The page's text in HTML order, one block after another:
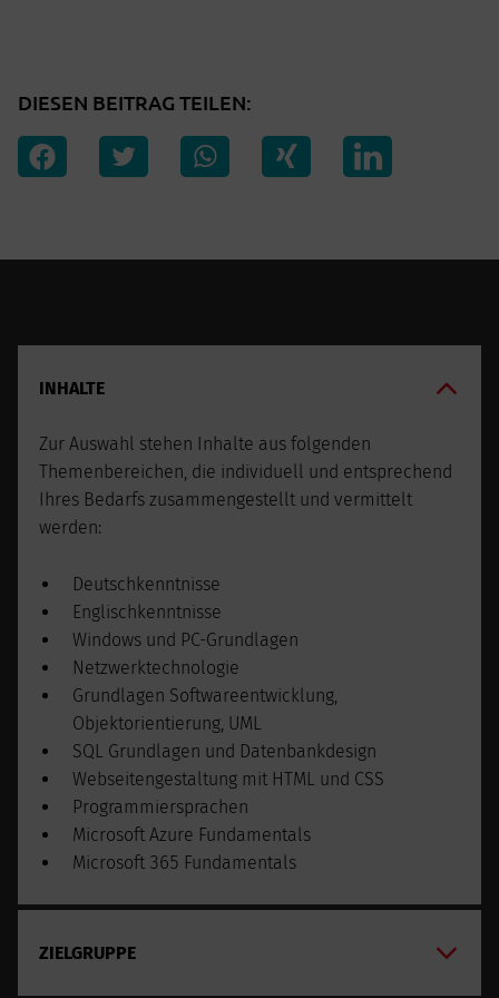
DIESEN BEITRAG TEILEN:
INHALTE
Zur Auswahl stehen Inhalte aus folgenden
Themenbereichen, die individuell und entsprechend
Ihres Bedarfs zusammengestellt und vermittelt
werden:
Deutschkenntnisse
Englischkenntnisse
Windows und PC-Grundlagen
Netzwerktechnologie
Grundlagen Softwareentwicklung,
Objektorientierung, UML
SQL Grundlagen und Datenbankdesign
Webseitengestaltung mit HTML und CSS
Programmiersprachen
Microsoft Azure Fundamentals
Microsoft 365 Fundamentals
ZIELGRUPPE